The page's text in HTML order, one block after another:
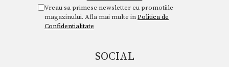
Vreau sa primesc newsletter cu promotiile
magazinului. Afla mai multe inPolitica de
Confidentialitate
SOCIAL